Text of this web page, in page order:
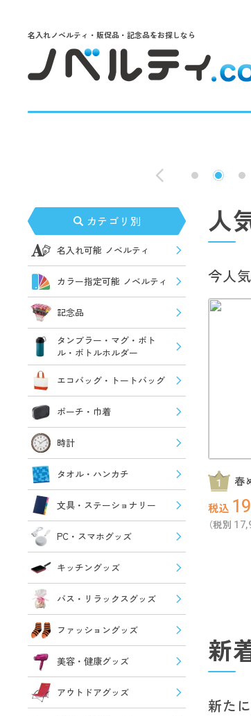
名入れノベルティ・販促品・記念品をお探しなら
カテゴリ別
名入れ可能 ノベルティ
カラー指定可能 ノベルティ
記念品
タンブラー・マグ・ボト
ル・ボトルホルダー
エコバッグ・トートバッグ
ポーチ・巾着
時計
タオル・ハンカチ
文具・ステーショナリー
PC・スマホグッズ
キッチングッズ
バス・リラックスグッズ
ファッショングッズ
美容・健康グッズ
アウトドアグッズ
人
今人
春
抽
税込
（税別
新
新た